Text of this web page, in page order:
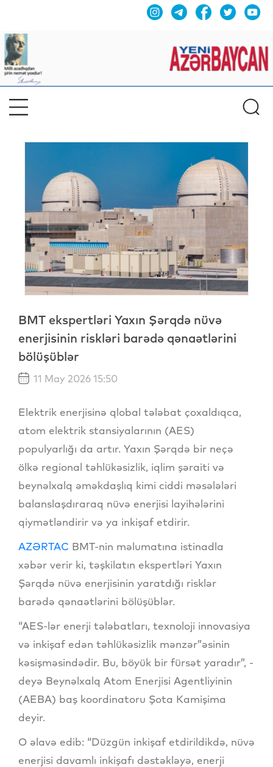
BMT ekspertləri Yaxın Şərqdə nüvə
enerjisinin riskləri barədə qənaətlərini
bölüşüblər
11 May 2026 15:50
Elektrik enerjisinə qlobal tələbat çoxaldıqca,
atom elektrik stansiyalarının (AES)
populyarlığı da artır. Yaxın Şərqdə bir neçə
ölkə regional təhlükəsizlik, iqlim şəraiti və
beynəlxalq əməkdaşlıq kimi ciddi məsələləri
balanslaşdıraraq nüvə enerjisi layihələrini
qiymətləndirir və ya inkişaf etdirir.
AZƏRTAC BMT-nin məlumatına istinadla
xəbər verir ki, təşkilatın ekspertləri Yaxın
Şərqdə nüvə enerjisinin yaratdığı risklər
barədə qənaətlərini bölüşüblər.
“AES-lər enerji tələbatları, texnoloji innovasiya
və inkişaf edən təhlükəsizlik mənzər”əsinin
kəsişməsindədir. Bu, böyük bir fürsət yaradır”, -
deyə Beynəlxalq Atom Enerjisi Agentliyinin
(AEBA) baş koordinatoru Şota Kamişima
deyir.
O əlavə edib: “Düzgün inkişaf etdirildikdə, nüvə
enerjisi davamlı inkişafı dəstəkləyə, enerji